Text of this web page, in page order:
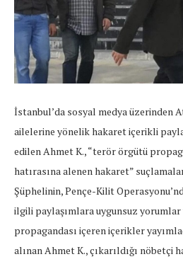
İstanbul’da sosyal medya üzerinden
ailelerine yönelik hakaret içerikli
edilen Ahmet K., “terör örgütü
hatırasına alenen hakaret”
Şüphelinin, Pençe-Kilit
ilgili paylaşımlara uygunsuz yorumlar
propagandası içeren içerikler
alınan Ahmet K., çıkarıldığı nöbetçi